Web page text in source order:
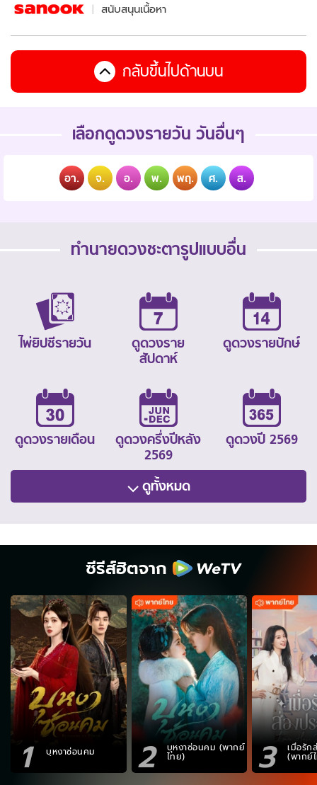
สนับสนุนเนื้อหา
กลับขึ้นไปด้านบน
เลือกดูดวงรายวัน วันอื่นๆ
อา. จ. อ. พ. พฤ. ศ. ส.
ทำนายดวงชะตารูปแบบอื่น
ไพ่ยิปซีรายวัน
ดูดวงราย
สัปดาห์
ดูดวงรายปักษ์
ดูดวงรายเดือน
ดูดวงครึ่งปีหลัง
2569
ดูดวงปี 2569
ดูทั้งหมด
ซีรีส์ฮิตจาก
1 บุหงาซ่อนคม 2 บุหงาซ่อนคม (พากย์
ไทย) 3 เมื่อรัก
(พากย์